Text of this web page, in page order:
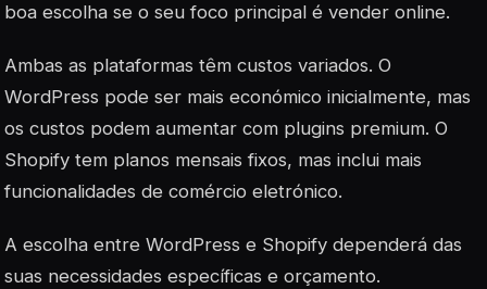
boa escolha se o seu foco principal é vender online.
Ambas as plataformas têm custos variados. O
WordPress pode ser mais económico inicialmente, mas
os custos podem aumentar com plugins premium. O
Shopify tem planos mensais fixos, mas inclui mais
funcionalidades de comércio eletrónico.
A escolha entre WordPress e Shopify dependerá das
suas necessidades específicas e orçamento.